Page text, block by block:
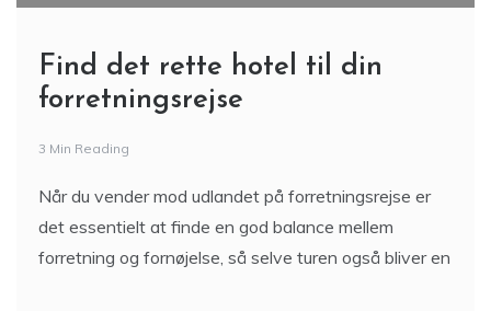
Find det rette hotel til din
forretningsrejse
3 Min Reading
Når du vender mod udlandet på forretningsrejse er
det essentielt at finde en god balance mellem
forretning og fornøjelse, så selve turen også bliver en